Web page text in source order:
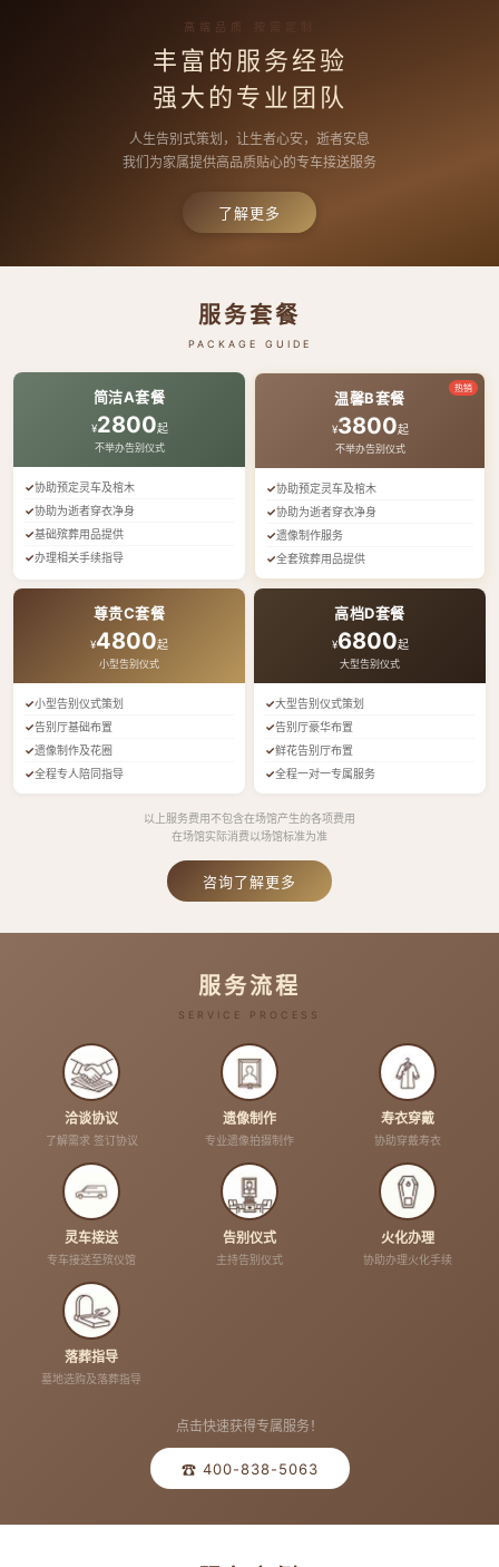
高端品质 按需定制
丰富的服务经验
强大的专业团队
人生告别式策划，让生者心安，逝者安息
我们为家属提供高品质贴心的专车接送服务
了解更多
服务套餐
PACKAGE GUIDE
简洁A套餐
¥2800起
不举办告别仪式
协助预定灵车及棺木
协助为逝者穿衣净身
基础殡葬用品提供
办理相关手续指导
热销
温馨B套餐
¥3800起
不举办告别仪式
协助预定灵车及棺木
协助为逝者穿衣净身
遗像制作服务
全套殡葬用品提供
尊贵C套餐
¥4800起
小型告别仪式
小型告别仪式策划
告别厅基础布置
遗像制作及花圈
全程专人陪同指导
高档D套餐
¥6800起
大型告别仪式
大型告别仪式策划
告别厅豪华布置
鲜花告别厅布置
全程一对一专属服务
以上服务费用不包含在场馆产生的各项费用
在场馆实际消费以场馆标准为准
咨询了解更多
服务流程
SERVICE PROCESS
洽谈协议
了解需求 签订协议
遗像制作
专业遗像拍摄制作
寿衣穿戴
协助穿戴寿衣
灵车接送
专车接送至殡仪馆
告别仪式
主持告别仪式
火化办理
协助办理火化手续
落葬指导
墓地选购及落葬指导
点击快速获得专属服务！
☎ 400-838-5063